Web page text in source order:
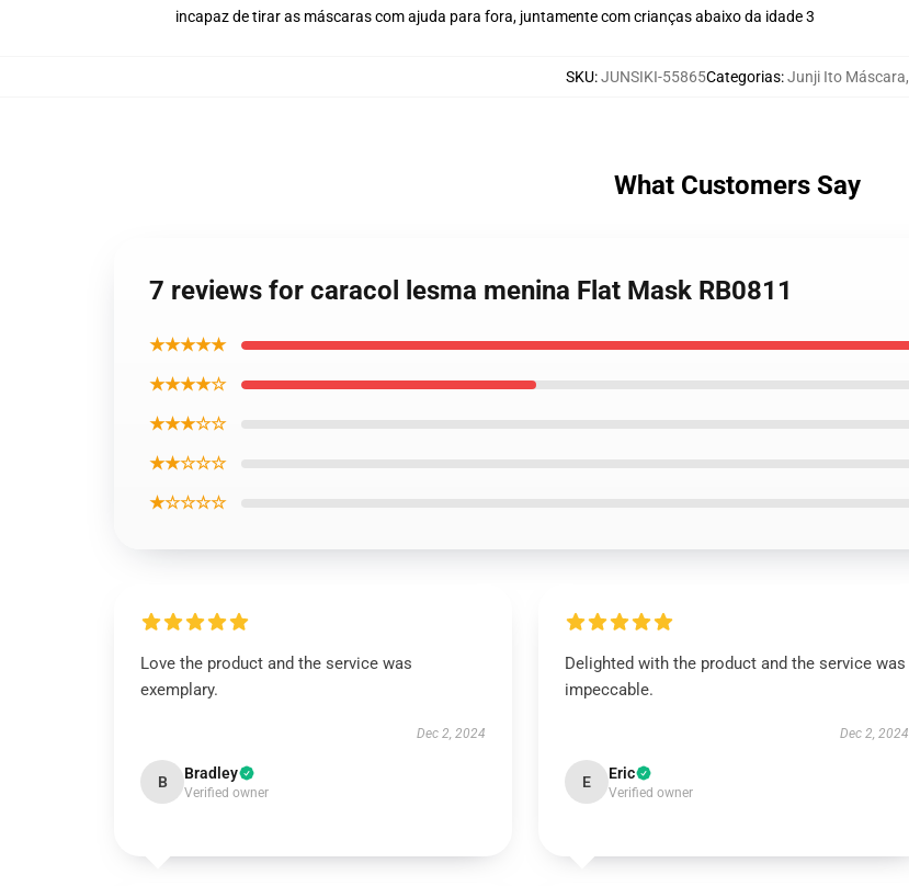
incapaz de tirar as máscaras com ajuda para fora, juntamente com crianças abaixo da idade 3
SKU:JUNSIKI-55865Categorias:Junji Ito Máscara,
What Customers Say
7 reviews for caracol lesma menina Flat Mask RB0811
★★★★★
★★★★☆
★★★☆☆
★★☆☆☆
★☆☆☆☆
Love the product and the service was
exemplary.
Dec 2, 2024
B Bradley
Verified owner
Delighted with the product and the service was
impeccable.
Dec 2, 2024
E Eric
Verified owner